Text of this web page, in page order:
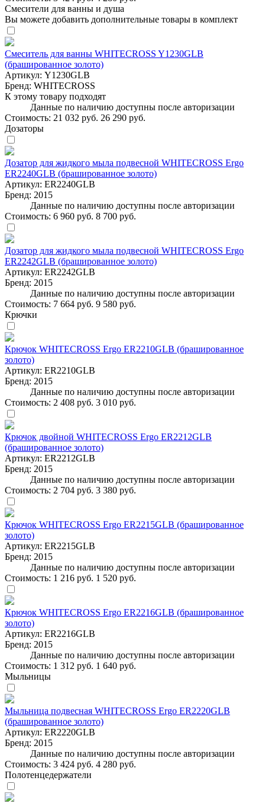
Смесители для ванны и душа
Вы можете добавить дополнительные товары в комплект
Смеситель для ванны WHITECROSS Y1230GLB
(брашированное золото)
Артикул: Y1230GLB
Бренд: WHITECROSS
К этому товару подходят
Данные по наличию доступны после авторизации
Стоимость: 21 032 руб. 26 290 руб.
Дозаторы
Дозатор для жидкого мыла подвесной WHITECROSS Ergo
ER2240GLB (брашированное золото)
Артикул: ER2240GLB
Бренд: 2015
Данные по наличию доступны после авторизации
Стоимость: 6 960 руб. 8 700 руб.
Дозатор для жидкого мыла подвесной WHITECROSS Ergo
ER2242GLB (брашированное золото)
Артикул: ER2242GLB
Бренд: 2015
Данные по наличию доступны после авторизации
Стоимость: 7 664 руб. 9 580 руб.
Крючки
Крючок WHITECROSS Ergo ER2210GLB (брашированное
золото)
Артикул: ER2210GLB
Бренд: 2015
Данные по наличию доступны после авторизации
Стоимость: 2 408 руб. 3 010 руб.
Крючок двойной WHITECROSS Ergo ER2212GLB
(брашированное золото)
Артикул: ER2212GLB
Бренд: 2015
Данные по наличию доступны после авторизации
Стоимость: 2 704 руб. 3 380 руб.
Крючок WHITECROSS Ergo ER2215GLB (брашированное
золото)
Артикул: ER2215GLB
Бренд: 2015
Данные по наличию доступны после авторизации
Стоимость: 1 216 руб. 1 520 руб.
Крючок WHITECROSS Ergo ER2216GLB (брашированное
золото)
Артикул: ER2216GLB
Бренд: 2015
Данные по наличию доступны после авторизации
Стоимость: 1 312 руб. 1 640 руб.
Мыльницы
Мыльница подвесная WHITECROSS Ergo ER2220GLB
(брашированное золото)
Артикул: ER2220GLB
Бренд: 2015
Данные по наличию доступны после авторизации
Стоимость: 3 424 руб. 4 280 руб.
Полотенцедержатели